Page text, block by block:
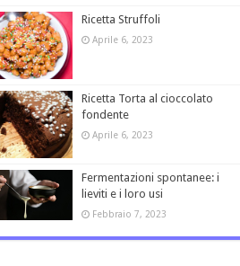
Ricetta Struffoli
Aprile 6, 2023
Ricetta Torta al cioccolato
fondente
Aprile 6, 2023
Fermentazioni spontanee: i
lieviti e i loro usi
Febbraio 7, 2023